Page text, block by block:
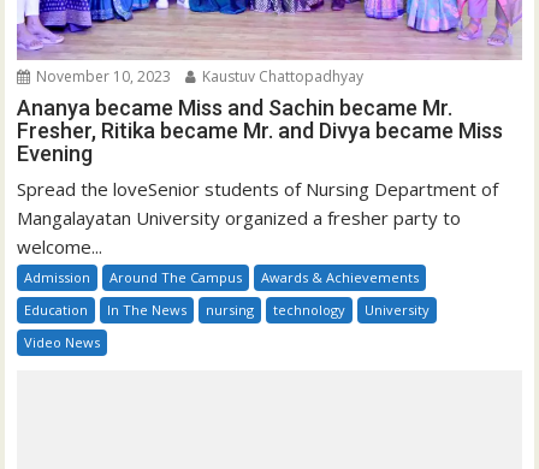
November 10, 2023 Kaustuv Chattopadhyay
Ananya became Miss and Sachin became Mr.
Fresher, Ritika became Mr. and Divya became Miss
Evening
Spread the loveSenior students of Nursing Department of
Mangalayatan University organized a fresher party to
welcome...
Admission Around The Campus
Awards & Achievements
Education
In The News nursing technology
University
Video News